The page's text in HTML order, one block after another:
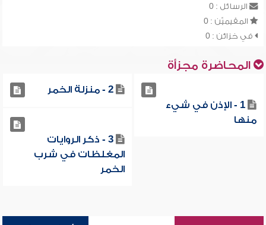
الرسائل : 0
المقيميّن : 0
في خزائن : 0
المحاضرة مجزأة
1 - الإذن في شيء
منها
2 - منزلة الخمر
3 - ذكر الروايات
المغلظات في شرب
الخمر